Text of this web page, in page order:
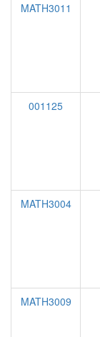
MATH3011
001125
MATH3004
MATH3009